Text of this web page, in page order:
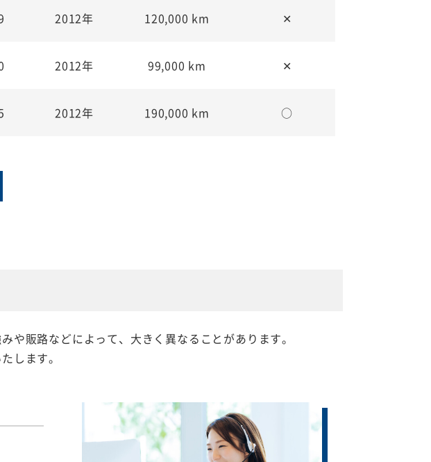
2012年 120,000 km ✕
2012年 99,000 km ✕
2012年 190,000 km ○
販路などによって、大きく異なることがあります。
します。